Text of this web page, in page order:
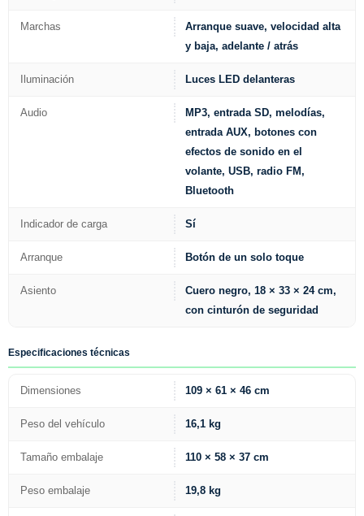
Marchas
Arranque suave, velocidad alta
y baja, adelante / atrás
Iluminación Luces LED delanteras
Audio
MP3, entrada SD, melodías,
entrada AUX, botones con
efectos de sonido en el
volante, USB, radio FM,
Bluetooth
Indicador de carga Sí
Arranque Botón de un solo toque
Asiento
Cuero negro, 18 × 33 × 24 cm,
con cinturón de seguridad
Especificaciones técnicas
Dimensiones 109 × 61 × 46 cm
Peso del vehículo 16,1 kg
Tamaño embalaje 110 × 58 × 37 cm
Peso embalaje 19,8 kg